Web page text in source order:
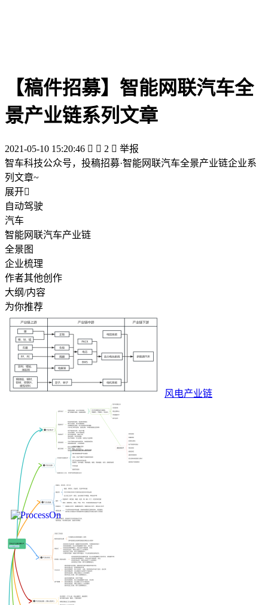
【稿件招募】智能网联汽车全
景产业链系列文章
2021-05-10 15:20:46   2  举报
智车科技公众号，投稿招募·智能网联汽车全景产业链企业系
列文章~
展开
自动驾驶
汽车
智能网联汽车产业链
全景图
企业梳理
作者其他创作
大纲/内容
为你推荐
风电产业链